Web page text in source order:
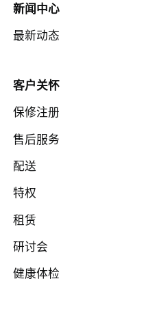
新闻中心
最新动态
客户关怀
保修注册
售后服务
配送
特权
租赁
研讨会
健康体检